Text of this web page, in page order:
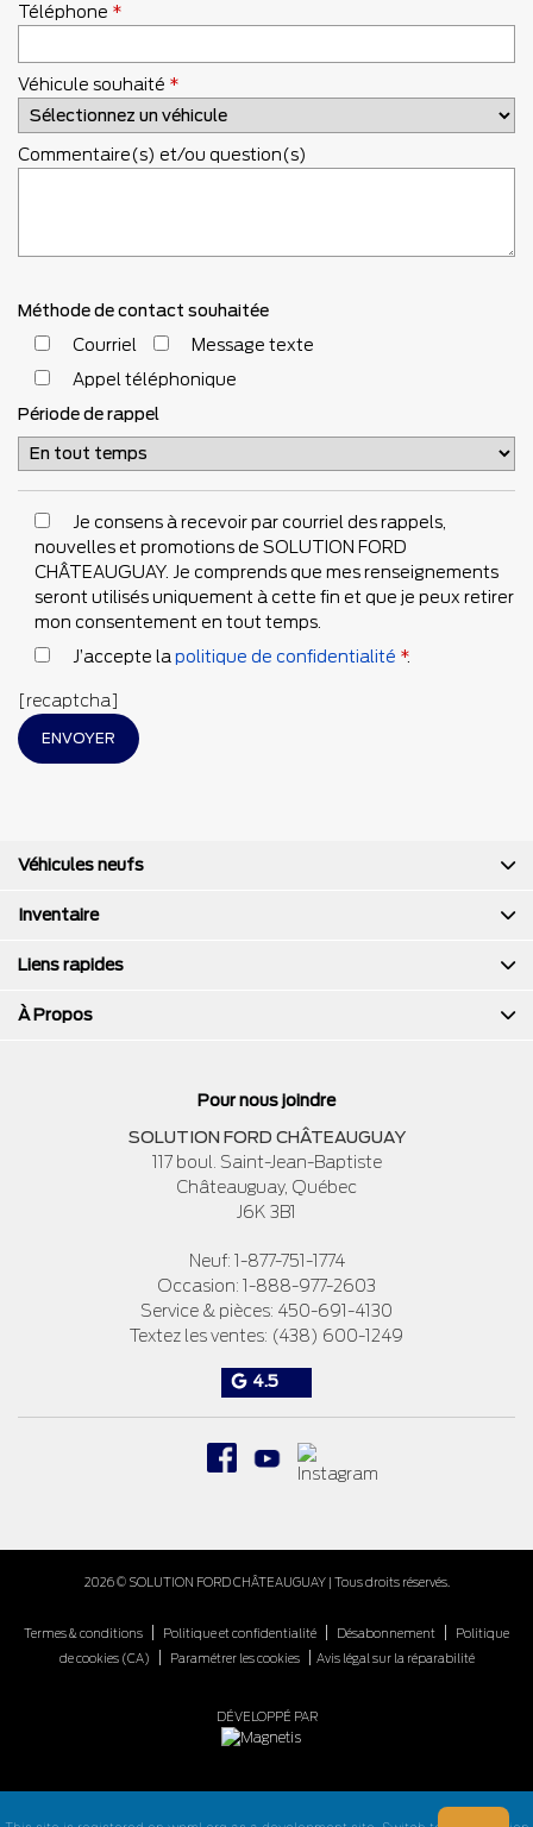
Téléphone *
Véhicule souhaité *
Commentaire(s) et/ou question(s)
Méthode de contact souhaitée
Courriel
Message texte
Appel téléphonique
Période de rappel
Je consens à recevoir par courriel des rappels,
nouvelles et promotions de SOLUTION FORD
CHÂTEAUGUAY. Je comprends que mes renseignements
seront utilisés uniquement à cette fin et que je peux retirer
mon consentement en tout temps.
J’accepte la politique de confidentialité *.
[recaptcha]
Pour nous joindre
SOLUTION FORD CHÂTEAUGUAY
117 boul. Saint-Jean-Baptiste
Châteauguay, Québec
J6K 3B1
Neuf: 1-877-751-1774
Occasion: 1-888-977-2603
Service & pièces: 450-691-4130
Textez les ventes: (438) 600-1249
4.5
Véhicules neufs
Inventaire
Liens rapides
À Propos
2026 © SOLUTION FORD CHÂTEAUGUAY| Tous droits réservés.
Termes & conditions Politique et confidentialité Désabonnement
Politique
de cookies (CA)
Paramétrer les cookies| Avis légal sur la réparabilité
DÉVELOPPÉ PAR